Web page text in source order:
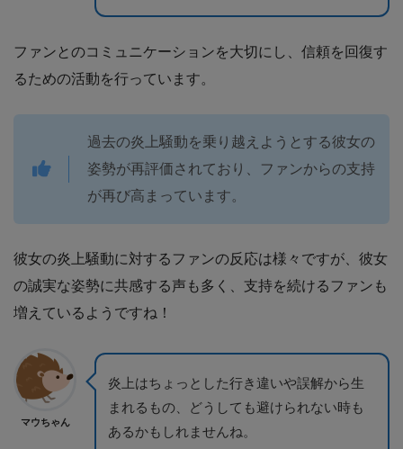
ファンとのコミュニケーションを大切にし、信頼を回復す
るための活動を行っています。
過去の炎上騒動を乗り越えようとする彼女の
姿勢が再評価されており、ファンからの支持
が再び高まっています。
彼女の炎上騒動に対するファンの反応は様々ですが、彼女
の誠実な姿勢に共感する声も多く、支持を続けるファンも
増えているようですね！
マウちゃん
炎上はちょっとした行き違いや誤解から生
まれるもの、どうしても避けられない時も
あるかもしれませんね。